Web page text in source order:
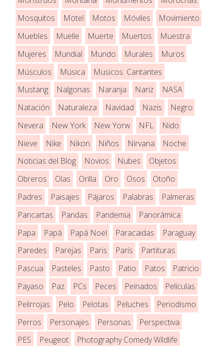
Mosquitos
Motel Motos Móviles
Movimiento
Muebles
Muelle Muerte Muertos
Muestra
Mujeres
Mundial Mundo Murales
Muros
Músculos
Música
Musicos. Cantantes
Mustang
Nalgonas Naranja Nariz
NASA
Natación
Naturaleza Navidad Nazis
Negro
Nevera
New York New Yorw NFL
Nido
Nieve
Nike Nikon Niños Nirvana
Noche
Noticias del Blog
Novios Nubes
Objetos
Obreros
Olas Orilla Oro Osos
Otoño
Padres
Paisajes Pájaros Palabras
Palmeras
Pancartas
Pandas Pandemia
Panorámica
Papa
Papá Papá Noel Paracaidas
Paraguay
Paredes
Parejas Paris París
Partituras
Pascua
Pasteles Pasto Patio Patos
Patricio
Payaso
Paz PCs Peces Peinados
Películas
Pelirrojas
Pelo Pelotas Peluches
Periodismo
Perros
Personajes Personas
Perspectiva
PES
Peugeot
Photography Comedy Wildlife